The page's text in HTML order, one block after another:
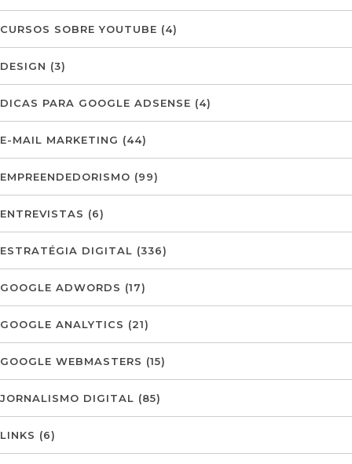
CURSOS SOBRE YOUTUBE (4)
DESIGN (3)
DICAS PARA GOOGLE ADSENSE (4)
E-MAIL MARKETING (44)
EMPREENDEDORISMO (99)
ENTREVISTAS (6)
ESTRATÉGIA DIGITAL (336)
GOOGLE ADWORDS (17)
GOOGLE ANALYTICS (21)
GOOGLE WEBMASTERS (15)
JORNALISMO DIGITAL (85)
LINKS (6)